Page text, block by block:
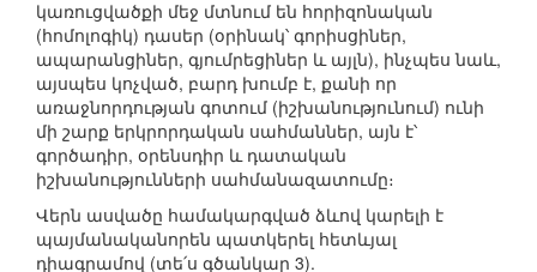
կառուցվածքի մեջ մտնում են հորիզոնական
(հոմոլոգիկ) դասեր (օրինակ՝ գորիսցիներ,
ապարանցիներ, գյումրեցիներ և այլն), ինչպես նաև,
այսպես կոչված, բարդ խումբ է, քանի որ
առաջնորդության գոտում (իշխանությունում) ունի
մի շարք երկրորդական սահմաններ, այն է՝
գործադիր, օրենսդիր և դատական
իշխանությունների սահմանազատումը։
Վերն ասվածը համակարգված ձևով կարելի է
պայմանականորեն պատկերել հետևյալ
դիագրամով (տե՛ս գծանկար 3).